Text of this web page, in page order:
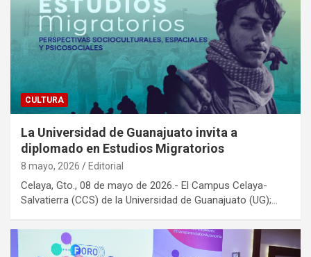
CULTURA
La Universidad de Guanajuato invita a
diplomado en Estudios Migratorios
8 mayo, 2026 Editorial
Celaya, Gto., 08 de mayo de 2026.- El Campus Celaya-
Salvatierra (CCS) de la Universidad de Guanajuato (UG);…